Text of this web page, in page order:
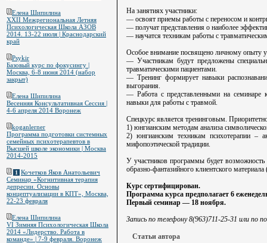
На занятиях участники:
— освоят приемы работы с переносом и
— получат представления о наиболее
— научатся техникам работы с
Особое внимание посвящено личному опыту
— Участникам будут предложены
травматическими пациентами.
— Тренинг формирует навыки
выгорания.
— Работа с представленными на семинаре
навыки для работы с травмой.
Спецкурс является тренинговым.
1) юнгианским методам анализа
2) юнгианским техникам психотерапии –
мифопоэтической традиции.
У участников программы будет возможность
образно-фантазийного клиентского
Курс сертифицирован.
Программа курса предполагает 6
Первый семинар — 18 ноября.
Запись по телефону 8(963)711-25-31 или по
Статьи автора
Елена Шипилина
XXII Межрегиональная Летняя
Психологическая Школа АЗОВ
2014. 13-22 июля | Краснодарский
край
Psykir
Базовый курс по фокусингу |
Москва, 6-8 июня 2014 (набор
закрыт)
Елена Шипилина
Весенняя Консультативная Сессия |
4-6 апреля 2014 Воронеж
koganlerner
Программа подготовки системных
семейных психотерапевтов в
Высшей школе экономики | Москва
2014-2015
1 Кочетков Яков Анатольевич
Семинар «Когнитивная терапия
депресии. Основы
концептуализации в КПТ», Москва,
22-23 февраля
Елена Шипилина
VI Зимняя Психологическая Школа
2014 «Лидерство. Работа в
команде» | 7-9 февраля. Воронеж